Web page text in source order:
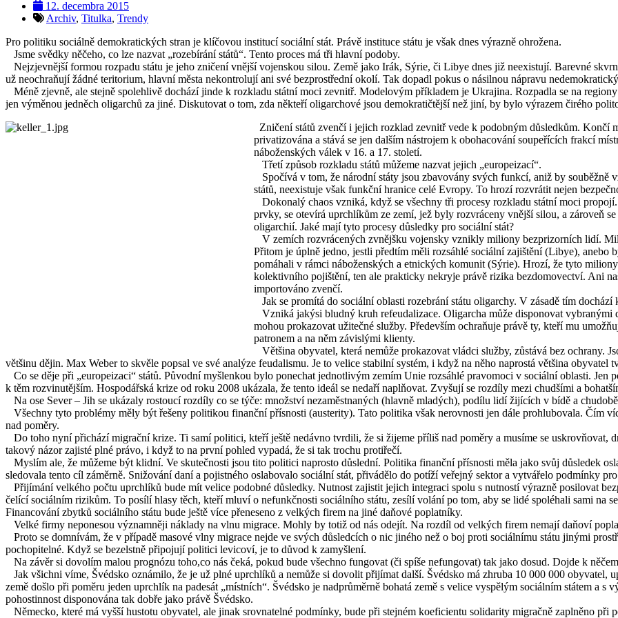
12. decembra 2015
Archiv, Titulka, Trendy
Pro politiku sociálně demokratických stran je klíčovou institucí sociální stát. Právě instituce státu je však dnes výrazně ohrožena.
Jsme svědky něčeho, co lze nazvat „rozebírání států“. Tento proces má tři hlavní podoby.
Nejzjevnější formou rozpadu státu je jeho zničení vnější vojenskou silou. Země jako Irák, Sýrie, či Libye dnes již neexistují. Barevné
už neochraňují žádné teritorium, hlavní města nekontrolují ani své bezprostřední okolí. Tak dopadl pokus o násilnou nápravu
Méně zjevně, ale stejně spolehlivě dochází jinde k rozkladu státní moci zevnitř. Modelovým příkladem je Ukrajina. Rozpadla se na
jen výměnou jedněch oligarchů za jiné. Diskutovat o tom, zda někteří oligarchové jsou demokratičtější než jiní, by bylo výrazem čirého
Zničení států zvenčí i jejich rozklad zevnitř vede k podobným důsledkům. Končí
privatizována a stává se jen dalším nástrojem k obohacování soupeřících frakcí
náboženských válek v 16. a 17. století.
Třetí způsob rozkladu států můžeme nazvat jejich „europeizací“.
Spočívá v tom, že národní státy jsou zbavovány svých funkcí, aniž by
států, neexistuje však funkční hranice celé Evropy. To hrozí rozvrátit nejen
Dokonalý chaos vzniká, když se všechny tři procesy rozkladu státní moci
prvky, se otevírá uprchlíkům ze zemí, jež byly rozvráceny vnější silou, a zároveň
oligarchií. Jaké mají tyto procesy důsledky pro sociální stát?
V zemích rozvrácených zvnějšku vojensky vznikly miliony bezprizorních lidí.
Přitom je úplně jedno, jestli předtím měli rozsáhlé sociální zajištění (Libye),
pomáhali v rámci náboženských a etnických komunit (Sýrie). Hrozí, že tyto
kolektivního pojištění, ten ale prakticky nekryje právě rizika bezdomovectví. Ani
importováno zvenčí.
Jak se promítá do sociální oblasti rozebrání státu oligarchy. V zásadě tím
Vzniká jakýsi bludný kruh refeudalizace. Oligarcha může disponovat
mohou prokazovat užitečné služby. Především ochraňuje právě ty, kteří mu
patronem a na něm závislými klienty.
Většina obyvatel, která nemůže prokazovat vládci služby, zůstává bez ochrany.
většinu dějin. Max Weber to skvěle popsal ve své analýze feudalismu. Je to velice stabilní systém, i když na něho naprostá většina obyvatel
Co se děje při „europeizaci“ států. Původní myšlenkou bylo ponechat jednotlivým zemím Unie rozsáhlé pravomoci v sociální oblasti. Jen
k těm rozvinutějším. Hospodářská krize od roku 2008 ukázala, že tento ideál se nedaří naplňovat. Zvyšují se rozdíly mezi chudšími a
Na ose Sever – Jih se ukázaly rostoucí rozdíly co se týče: množství nezaměstnaných (hlavně mladých), podílu lidí žijících v bídě a
Všechny tyto problémy měly být řešeny politikou finanční přísnosti (austerity). Tato politika však nerovnosti jen dále prohlubovala. Čím
nad poměry.
Do toho nyní přichází migrační krize. Ti samí politici, kteří ještě nedávno tvrdili, že si žijeme příliš nad poměry a musíme se uskrovňovat,
takový názor zajisté plné právo, i když to na první pohled vypadá, že si tak trochu protiřečí.
Myslím ale, že můžeme být klidní. Ve skutečnosti jsou tito politici naprosto důslední. Politika finanční přísnosti měla jako svůj důsledek
sledovala tento cíl záměrně. Snižování daní a pojistného oslabovalo sociální stát, přivádělo do potíží veřejný sektor a vytvářelo podmínky
Přijímání velkého počtu uprchlíků bude mít velice podobné důsledky. Nutnost zajistit jejich integraci spolu s nutností výrazně posilovat
čelící sociálním rizikům. To posílí hlasy těch, kteří mluví o nefunkčnosti sociálního státu, zesílí volání po tom, aby se lidé spoléhali sami na
Financování zbytků sociálního státu bude ještě více přeneseno z velkých firem na jiné daňové poplatníky.
Velké firmy neponesou významněji náklady na vlnu migrace. Mohly by totiž od nás odejít. Na rozdíl od velkých firem nemají daňoví
Proto se domnívám, že v případě masové vlny migrace nejde ve svých důsledcích o nic jiného než o boj proti sociálnímu státu jinými
pochopitelné. Když se bezelstně připojují politici levicoví, je to důvod k zamyšlení.
Na závěr si dovolím malou prognózu toho,co nás čeká, pokud bude všechno fungovat (či spíše nefungovat) tak jako dosud. Dojde k
Jak všichni víme, Švédsko oznámilo, že je už plné uprchlíků a nemůže si dovolit přijímat další. Švédsko má zhruba 10 000 000 obyvatel,
země došlo při poměru jeden uprchlík na padesát „místních“. Švédsko je nadprůměrně bohatá země s velice vyspělým sociálním státem a
pohostinnost disponována tak dobře jako právě Švédsko.
Německo, které má vyšší hustotu obyvatel, ale jinak srovnatelné podmínky, bude při stejném koeficientu solidarity migračně zaplněno při